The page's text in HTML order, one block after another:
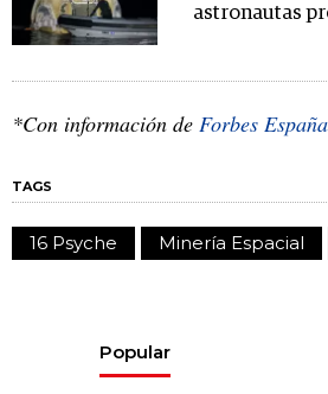
astronautas
*Con información de Forbes España
TAGS
16 Psyche Minería Espacial
Popular